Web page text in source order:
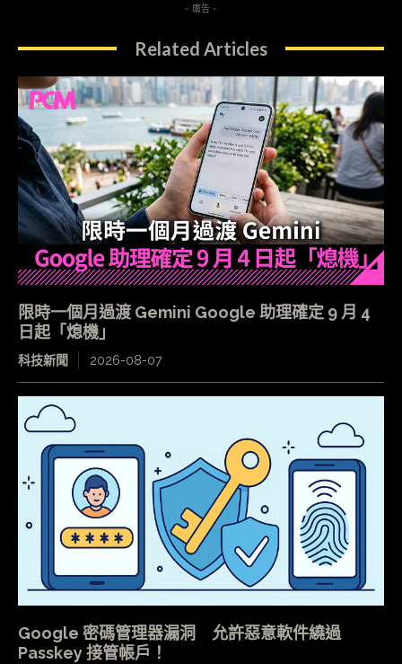
- 廣告 -
Related Articles
限時一個月過渡 Gemini Google 助理確定 9 月 4
日起「熄機」
科技新聞 2026-08-07
Google 密碼管理器漏洞 允許惡意軟件繞過
Passkey 接管帳戶！